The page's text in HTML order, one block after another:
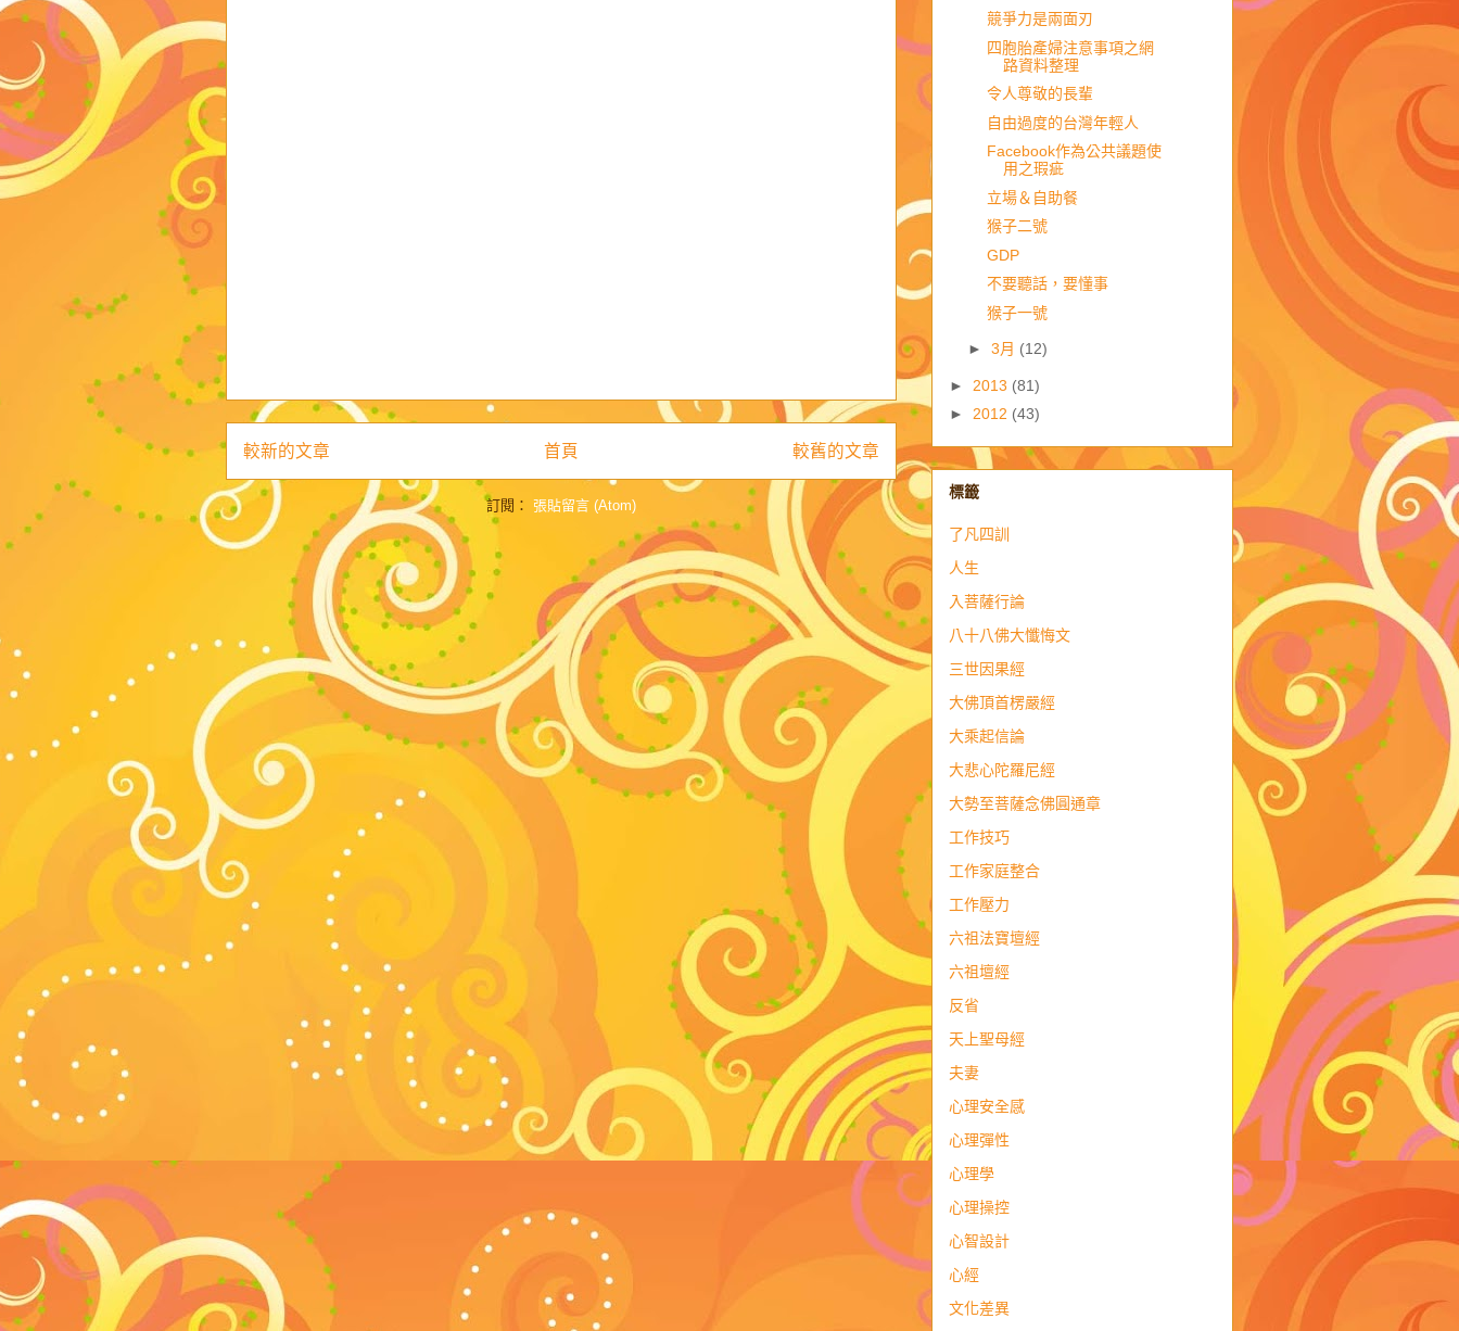
較新的文章 較舊的文章
首頁
訂閱： 張貼留言 (Atom)
競爭力是兩面刃
四胞胎產婦注意事項之網
路資料整理
令人尊敬的長輩
自由過度的台灣年輕人
Facebook作為公共議題使
用之瑕疵
立場＆自助餐
猴子二號
GDP
不要聽話，要懂事
猴子一號
► 3月 (12)
► 2013 (81)
► 2012 (43)
標籤
了凡四訓
人生
入菩薩行論
八十八佛大懺悔文
三世因果經
大佛頂首楞嚴經
大乘起信論
大悲心陀羅尼經
大勢至菩薩念佛圓通章
工作技巧
工作家庭整合
工作壓力
六祖法寶壇經
六祖壇經
反省
天上聖母經
夫妻
心理安全感
心理彈性
心理學
心理操控
心智設計
心經
文化差異